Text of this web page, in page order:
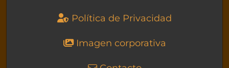
Política de Privacidad
Imagen corporativa